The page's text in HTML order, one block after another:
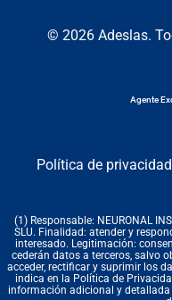
© 2026 Adeslas.
Agente
Política de privacidad
(1) Responsable: NEURONAL
SLU. Finalidad: atender y
interesado. Legitimación:
cederán datos a terceros, salvo
acceder, rectificar y suprimir los
indica en la Política de
información adicional y